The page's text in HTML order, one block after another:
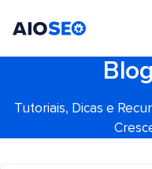
Tutoriais, Dicas e